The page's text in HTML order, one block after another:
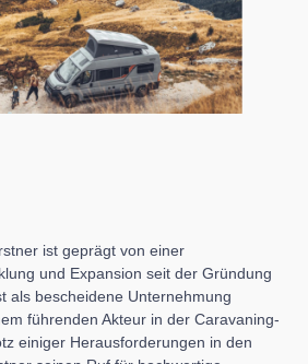
ist geprägt von einer
und Expansion seit der Gründung
als bescheidene Unternehmung
führenden Akteur in der Caravaning-
einiger Herausforderungen in den